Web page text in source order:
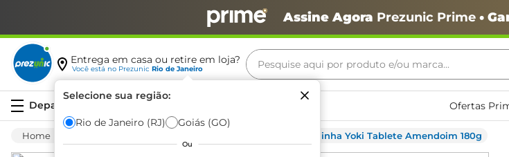
Assine Agora Prezunic Prime•
Entrega em casa ou retire em loja?
Você está no Prezunic Rio de Janeiro
Selecione sua região:
Rio de Janeiro (RJ) Goiás (GO)
Ou
Pesquise aqui por produto e/ou marca...
Ofertas
Paçoquinha Yoki Tablete Amendoim 180g
Termos mais buscados